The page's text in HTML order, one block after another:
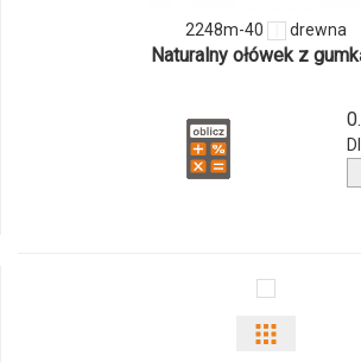
2248m-40 drewna
Naturalny ołówek z